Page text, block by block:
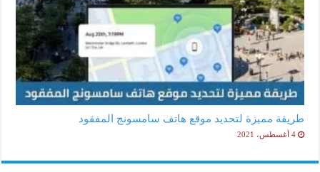
طريقة مميزة لتحديد موقع هاتف سامسونج المفقود
4 أغسطس، 2021